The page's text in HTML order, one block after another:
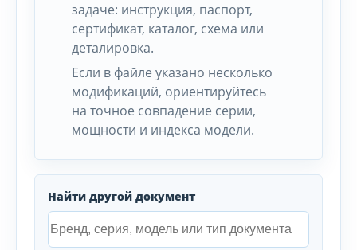
задаче: инструкция, паспорт,
сертификат, каталог, схема или
деталировка.
Если в файле указано несколько
модификаций, ориентируйтесь
на точное совпадение серии,
мощности и индекса модели.
Найти другой документ